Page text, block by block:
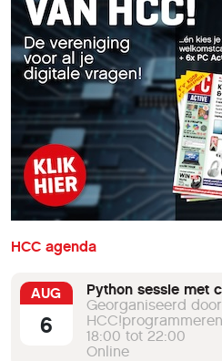
HCC agenda
AUG
6
Python sessie met
Georganiseerd
HCC!programmeren
18:00 tot 22:00
Online